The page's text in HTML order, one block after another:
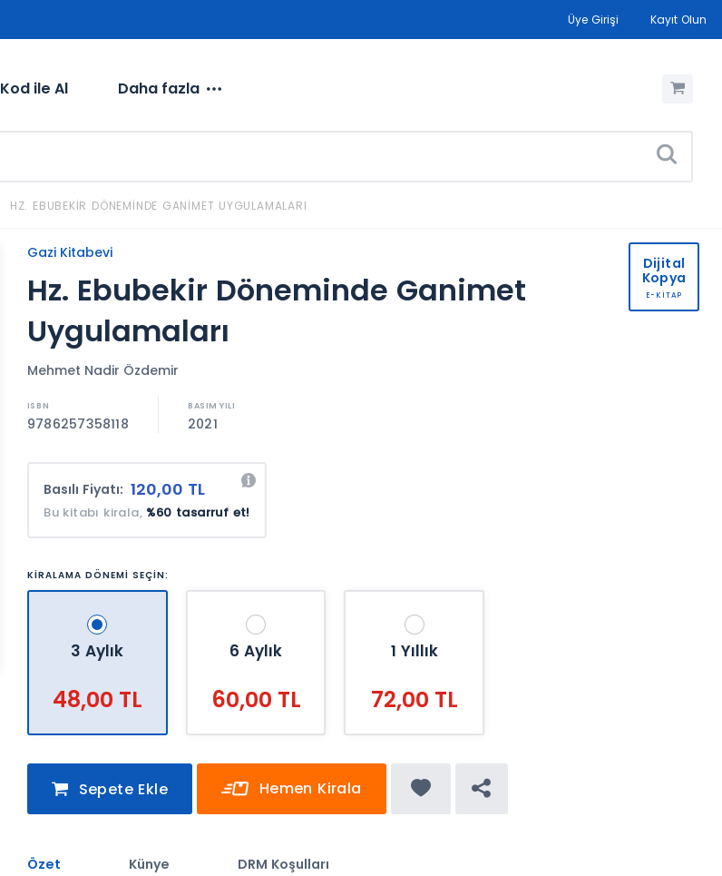
Üye Girişi Kayıt Olun
Kod ile Al Daha fazla
HZ. EBUBEKIR DÖNEMINDE GANIMET UYGULAMALARI
Gazi Kitabevi
Hz. Ebubekir Döneminde Ganimet
Uygulamaları
Mehmet Nadir Özdemir
9786257358118 2021
Basılı Fiyatı: 120,00 TL
Bu kitabı kirala, %60 tasarruf et!
KİRALAMA DÖNEMİ SEÇİN:
3 Aylık
48,00 TL
6 Aylık
60,00 TL
1 Yıllık
72,00 TL
Sepete Ekle Hemen Kirala
Özet Künye DRM Koşulları
Dijital
Kopya
E-KİTAP